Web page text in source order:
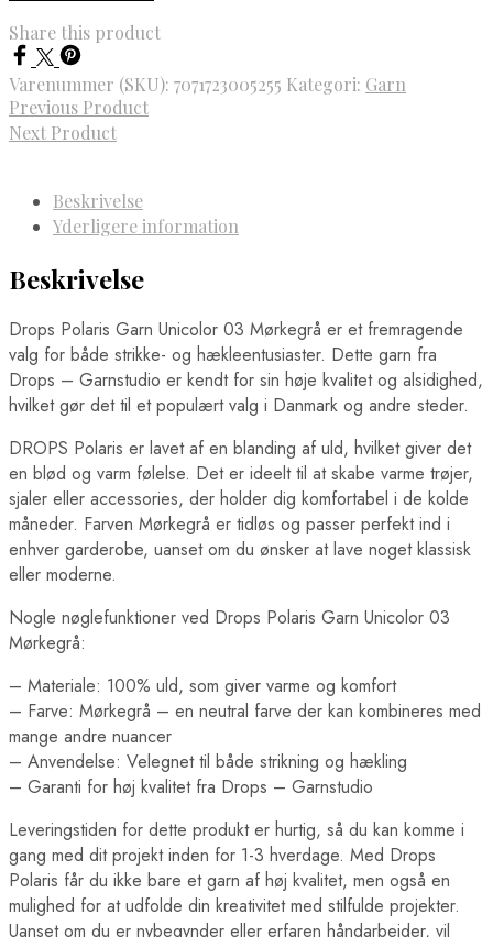
Share this product
Varenummer (SKU): 7071723005255 Kategori: Garn
Previous Product
Next Product
Beskrivelse
Yderligere information
Beskrivelse
Drops Polaris Garn Unicolor 03 Mørkegrå er et fremragende
valg for både strikke- og hækleentusiaster. Dette garn fra
Drops – Garnstudio er kendt for sin høje kvalitet og alsidighed,
hvilket gør det til et populært valg i Danmark og andre steder.
DROPS Polaris er lavet af en blanding af uld, hvilket giver det
en blød og varm følelse. Det er ideelt til at skabe varme trøjer,
sjaler eller accessories, der holder dig komfortabel i de kolde
måneder. Farven Mørkegrå er tidløs og passer perfekt ind i
enhver garderobe, uanset om du ønsker at lave noget klassisk
eller moderne.
Nogle nøglefunktioner ved Drops Polaris Garn Unicolor 03
Mørkegrå:
– Materiale: 100% uld, som giver varme og komfort
– Farve: Mørkegrå – en neutral farve der kan kombineres med
mange andre nuancer
– Anvendelse: Velegnet til både strikning og hækling
– Garanti for høj kvalitet fra Drops – Garnstudio
Leveringstiden for dette produkt er hurtig, så du kan komme i
gang med dit projekt inden for 1-3 hverdage. Med Drops
Polaris får du ikke bare et garn af høj kvalitet, men også en
mulighed for at udfolde din kreativitet med stilfulde projekter.
Uanset om du er nybegynder eller erfaren håndarbejder, vil